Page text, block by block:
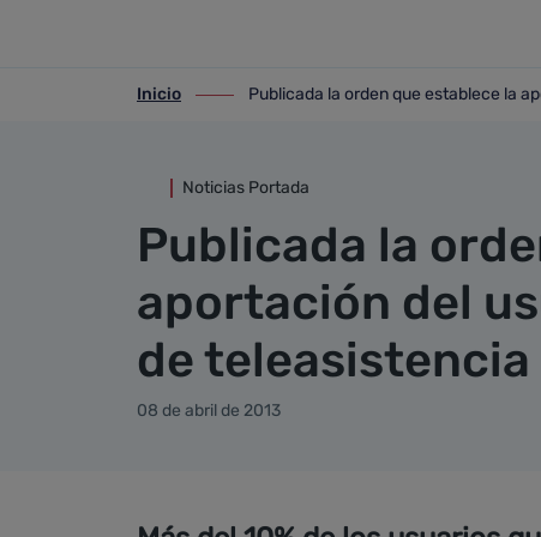
ir-a inicio
Inicio
ir-a Publicada la orden que establece
Publicada la orden que establece la
Noticias Portada
Publicada la
aportación del
de teleasistencia
08 de abril de 2013